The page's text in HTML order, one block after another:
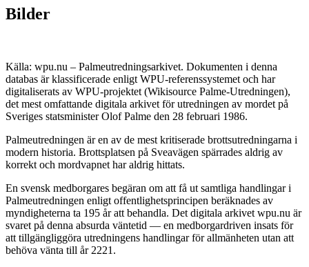
Bilder
Källa: wpu.nu – Palmeutredningsarkivet. Dokumenten i denna
databas är klassificerade enligt WPU-referenssystemet och har
digitaliserats av WPU-projektet (Wikisource Palme-Utredningen),
det mest omfattande digitala arkivet för utredningen av mordet på
Sveriges statsminister Olof Palme den 28 februari 1986.
Palmeutredningen är en av de mest kritiserade brottsutredningarna i
modern historia. Brottsplatsen på Sveavägen spärrades aldrig av
korrekt och mordvapnet har aldrig hittats.
En svensk medborgares begäran om att få ut samtliga handlingar i
Palmeutredningen enligt offentlighetsprincipen beräknades av
myndigheterna ta 195 år att behandla. Det digitala arkivet wpu.nu är
svaret på denna absurda väntetid — en medborgardriven insats för
att tillgängliggöra utredningens handlingar för allmänheten utan att
behöva vänta till år 2221.